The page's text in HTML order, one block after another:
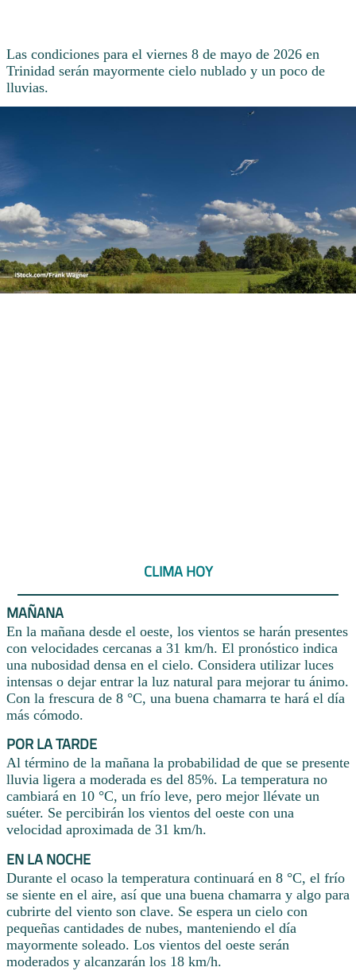
Las condiciones para el viernes 8 de mayo de 2026 en
Trinidad serán mayormente cielo nublado y un poco de
lluvias.
CLIMA HOY
MAÑANA
En la mañana desde el oeste, los vientos se harán presentes
con velocidades cercanas a 31 km/h. El pronóstico indica
una nubosidad densa en el cielo. Considera utilizar luces
intensas o dejar entrar la luz natural para mejorar tu ánimo.
Con la frescura de 8 °C, una buena chamarra te hará el día
más cómodo.
POR LA TARDE
Al término de la mañana la probabilidad de que se presente
lluvia ligera a moderada es del 85%. La temperatura no
cambiará en 10 °C, un frío leve, pero mejor llévate un
suéter. Se percibirán los vientos del oeste con una
velocidad aproximada de 31 km/h.
EN LA NOCHE
Durante el ocaso la temperatura continuará en 8 °C, el frío
se siente en el aire, así que una buena chamarra y algo para
cubrirte del viento son clave. Se espera un cielo con
pequeñas cantidades de nubes, manteniendo el día
mayormente soleado. Los vientos del oeste serán
moderados y alcanzarán los 18 km/h.